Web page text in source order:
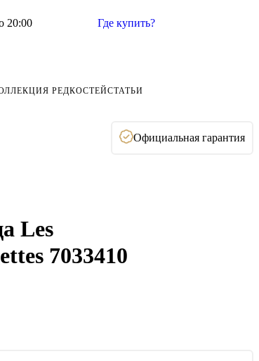
20:00 Где купить?
РЕДКОСТЕЙСТАТЬИ
Официальная гарантия
Les
7033410